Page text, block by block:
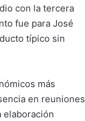
con la tercera
fue para José
típico sin
más
en reuniones
elaboración